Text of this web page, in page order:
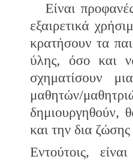
Είναι
εξαιρετικά
κρατήσουν τα
ύλης, όσο και
σχηματίσουν
μαθητών/
δημιουργηθούν,
και την δια
Εντούτοις,